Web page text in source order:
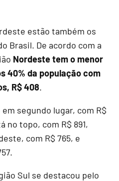
estão também os
Brasil. De acordo com a
Nordeste tem o menor
40% da população com
R$ 408.
segundo lugar, com R$
no topo, com R$ 891,
com R$ 765, e
Sul se destacou pelo